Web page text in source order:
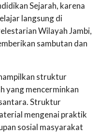
Sejarah, karena
langsung di
Wilayah Jambi,
sambutan dan
struktur
yang mencerminkan
Struktur
mengenai praktik
sosial masyarakat